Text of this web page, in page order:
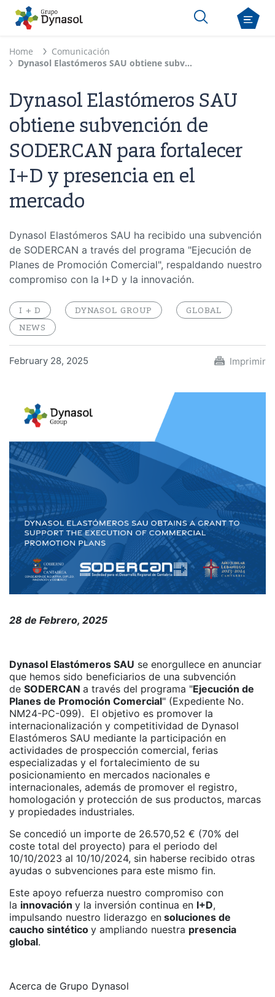
Home
Comunicación
Dynasol Elastómeros SAU obtiene subvención de SODERCAN para fortalecer I+D y presencia en el mercado
Dynasol Elastómeros SAU
obtiene subvención de
SODERCAN para fortalecer
I+D y presencia en el
mercado
Dynasol Elastómeros SAU ha recibido una subvención
de SODERCAN a través del programa "Ejecución de
Planes de Promoción Comercial", respaldando nuestro
compromiso con la I+D y la innovación.
I + D DYNASOL GROUP
GLOBAL
NEWS
February 28, 2025 Imprimir
28 de Febrero, 2025
Dynasol Elastómeros SAU se enorgullece en anunciar
que hemos sido beneficiarios de una subvención
de SODERCAN a través del programa "Ejecución de
Planes de Promoción Comercial" (Expediente No.
NM24-PC-099). El objetivo es promover la
internacionalización y competitividad de Dynasol
Elastómeros SAU mediante la participación en
actividades de prospección comercial, ferias
especializadas y el fortalecimiento de su
posicionamiento en mercados nacionales e
internacionales, además de promover el registro,
homologación y protección de sus productos, marcas
y propiedades industriales.
Se concedió un importe de 26.570,52 € (70% del
coste total del proyecto) para el periodo del
10/10/2023 al 10/10/2024, sin haberse recibido otras
ayudas o subvenciones para este mismo fin.
Este apoyo refuerza nuestro compromiso con
la innovación y la inversión continua en I+D,
impulsando nuestro liderazgo en soluciones de
caucho sintético y ampliando nuestra presencia
global.
Acerca de Grupo Dynasol